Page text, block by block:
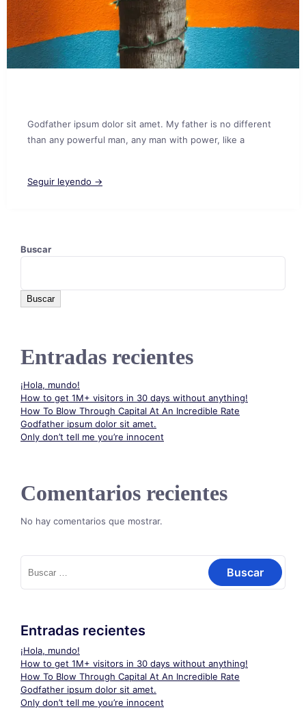
Godfather ipsum dolor sit amet. My father is no different
than any powerful man, any man with power, like a
Seguir leyendo →
Buscar
Buscar
Entradas recientes
¡Hola, mundo!
How to get 1M+ visitors in 30 days without anything!
How To Blow Through Capital At An Incredible Rate
Godfather ipsum dolor sit amet.
Only don’t tell me you’re innocent
Comentarios recientes
No hay comentarios que mostrar.
Buscar:
Entradas recientes
¡Hola, mundo!
How to get 1M+ visitors in 30 days without anything!
How To Blow Through Capital At An Incredible Rate
Godfather ipsum dolor sit amet.
Only don’t tell me you’re innocent